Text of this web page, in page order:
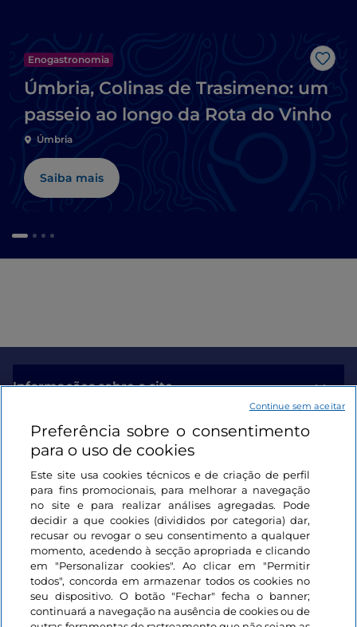
Enogastronomia
Úmbria, Colinas de Trasimeno: um
passeio ao longo da Rota do Vinho
Úmbria
Saiba mais
Informações sobre o site
Ligações úteis
Iniciar sessão
Mantenha-se em contacto
Preferência sobre o consentimento
para o uso de cookies
Este site usa cookies técnicos e de criação de perfil
para fins promocionais, para melhorar a navegação
no site e para realizar análises agregadas. Pode
decidir a que cookies (divididos por categoria) dar,
recusar ou revogar o seu consentimento a qualquer
momento, acedendo à secção apropriada e clicando
em "Personalizar cookies". Ao clicar em "Permitir
todos", concorda em armazenar todos os cookies no
seu dispositivo. O botão "Fechar" fecha o banner;
continuará a navegação na ausência de cookies ou de
Continue sem aceitar